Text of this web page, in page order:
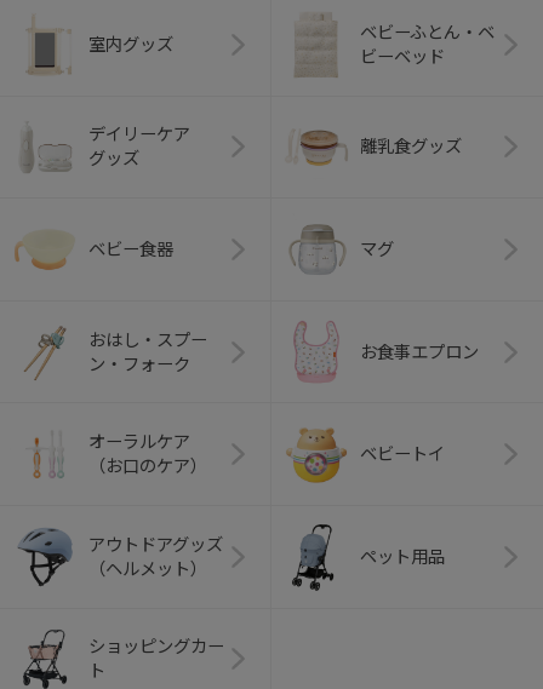
室内グッズ
ベビーふとん・ベ
ビーベッド
デイリーケア
グッズ
離乳食グッズ
ベビー食器 マグ
おはし・スプー
ン・フォーク
お食事エプロン
オーラルケア
（お口のケア）
ベビートイ
アウトドアグッズ
（ヘルメット）
ペット用品
ショッピングカー
ト